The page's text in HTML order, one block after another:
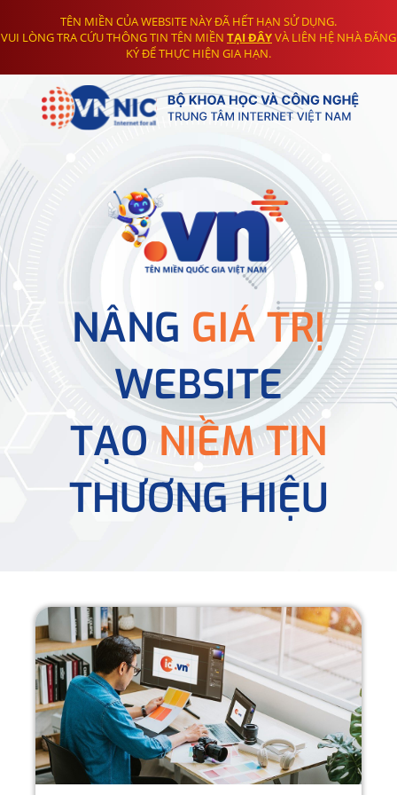
TÊN MIỀN CỦA WEBSITE NÀY ĐÃ HẾT HẠN SỬ DỤNG.
VUI LÒNG TRA CỨU THÔNG TIN TÊN MIỀN TẠI ĐÂYVÀ LIÊN HỆ NHÀ ĐĂNG
KÝ ĐỂ THỰC HIỆN GIA HẠN.
NÂNG GIÁ TRỊ
WEBSITE
TẠONIỀM TIN
THƯƠNG HIỆU